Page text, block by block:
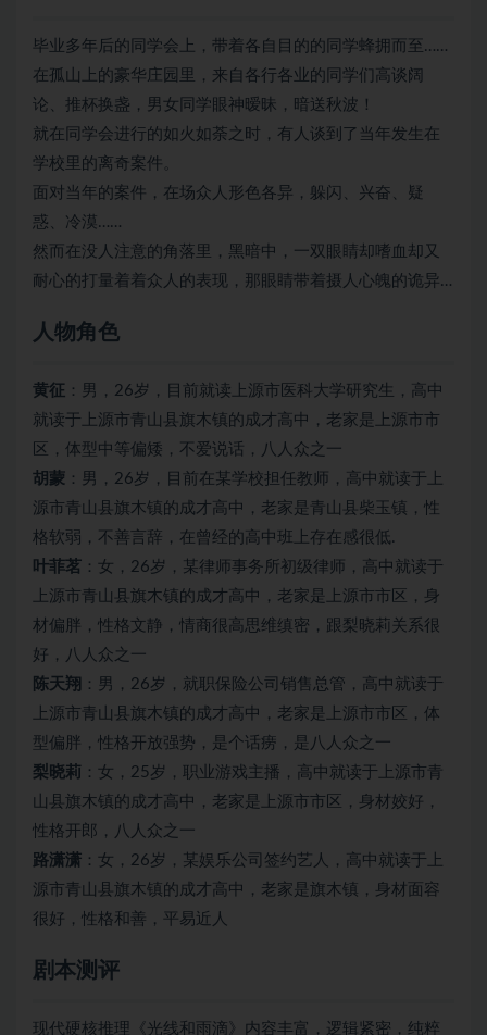
毕业多年后的同学会上，带着各自目的的同学蜂拥而至……
在孤山上的豪华庄园里，来自各行各业的同学们高谈阔
论、推杯换盏，男女同学眼神暧昧，暗送秋波！
就在同学会进行的如火如荼之时，有人谈到了当年发生在
学校里的离奇案件。
面对当年的案件，在场众人形色各异，躲闪、兴奋、疑
惑、冷漠……
然而在没人注意的角落里，黑暗中，一双眼睛却嗜血却又
耐心的打量着着众人的表现，那眼睛带着摄人心魄的诡异…
人物角色
黄征 ：男，26岁，目前就读上源市医科大学研究生，高中
就读于上源市青山县旗木镇的成才高中，老家是上源市市
区，体型中等偏矮，不爱说话，八人众之一
胡蒙 ：男，26岁，目前在某学校担任教师，高中就读于上
源市青山县旗木镇的成才高中，老家是青山县柴玉镇，性
格软弱，不善言辞，在曾经的高中班上存在感很低.
叶菲茗 ：女，26岁，某律师事务所初级律师，高中就读于
上源市青山县旗木镇的成才高中，老家是上源市市区，身
材偏胖，性格文静，情商很高思维缜密，跟梨晓莉关系很
好，八人众之一
陈天翔 ：男，26岁，就职保险公司销售总管，高中就读于
上源市青山县旗木镇的成才高中，老家是上源市市区，体
型偏胖，性格开放强势，是个话痨，是八人众之一
梨晓莉 ：女，25岁，职业游戏主播，高中就读于上源市青
山县旗木镇的成才高中，老家是上源市市区，身材姣好，
性格开郎，八人众之一
路潇潇 ：女，26岁，某娱乐公司签约艺人，高中就读于上
源市青山县旗木镇的成才高中，老家是旗木镇，身材面容
很好，性格和善，平易近人
剧本测评
现代硬核推理《光线和雨滴》内容丰富，逻辑紧密，纯粹